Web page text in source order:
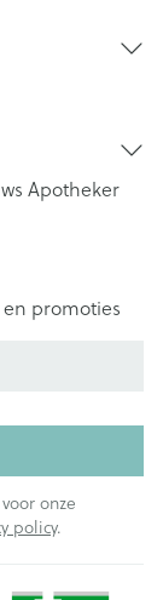
Apotheker
promoties
onze
policy.